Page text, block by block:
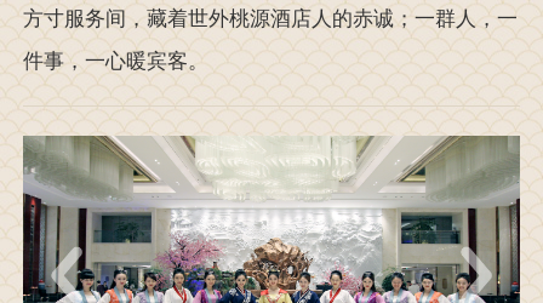
方寸服务间，藏着世外桃源酒店人的赤诚；一群人，一
件事，一心暖宾客。